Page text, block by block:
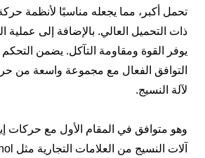
تحمل أكبر، مما يجعله مناسبًا لأنظمة
ذات التحميل العالي. بالإضافة إلى عملية
يوفر القوة ومقاومة التآكل. يضمن التحكم
التوافق الفعال مع مجموعة واسعة من
لآلة النسيج.
وهو متوافق في المقام الأول مع حركات